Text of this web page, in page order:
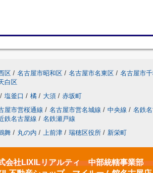
区 / 名古屋市昭和区 / 名古屋市名東区 / 名古屋市
白区
/ 塩釜口 / 橘 / 大須 / 赤坂町
屋市営桜通線 / 名古屋市営名城線 / 中央線 / 名鉄
鉄名古屋線 / 名鉄瀬戸線
舞 / 丸の内 / 上前津 / 瑞穂区役所 / 新栄町
会社LIXILリアルティ 中部統轄事業部